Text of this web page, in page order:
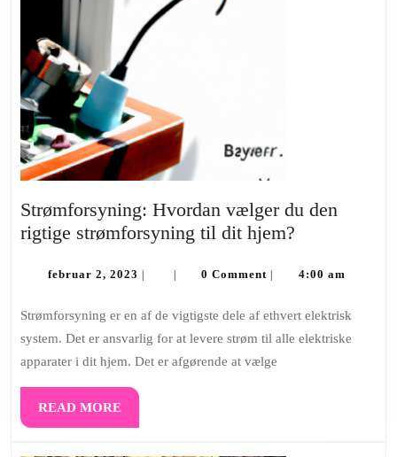
Strømforsyning: Hvordan vælger du den
rigtige strømforsyning til dit hjem?
vælger
den
rigtige
februar 2, 2023 februar
0 Comment 4:00 am
Strømforsyning er en af ​​de vigtigste dele af ethvert elektrisk
system. Det er ansvarlig for at levere strøm til alle elektriske
apparater i dit hjem. Det er afgørende at vælge
READ MOREREAD
MORE